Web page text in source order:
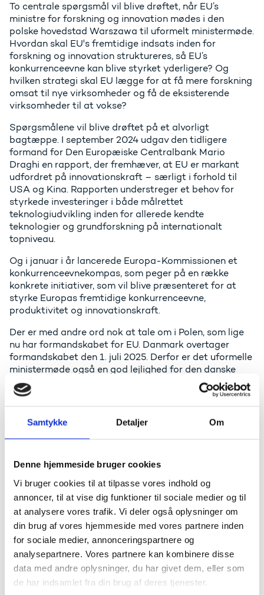
Samtykke Detaljer Om
Denne hjemmeside bruger cookies
Vi bruger cookies til at tilpasse vores indhold og
annoncer, til at vise dig funktioner til sociale medier og til
at analysere vores trafik. Vi deler også oplysninger om
din brug af vores hjemmeside med vores partnere inden
for sociale medier, annonceringspartnere og
analysepartnere. Vores partnere kan kombinere disse
data med andre oplysninger, du har givet dem, eller som
de har indsamlet fra din brug af deres tjenester.
To centrale spørgsmål vil blive drøftet, når EU’s
ministre for forskning og innovation mødes i den
polske hovedstad Warszawa til uformelt ministermøde.
Hvordan skal EU's fremtidige indsats inden for
forskning og innovation struktureres, så EU’s
konkurrenceevne kan blive styrket yderligere? Og
hvilken strategi skal EU lægge for at få mere forskning
omsat til nye virksomheder og få de eksisterende
virksomheder til at vokse?
Spørgsmålene vil blive drøftet på et alvorligt
bagtæppe. I september 2024 udgav den tidligere
formand for Den Europæiske Centralbank Mario
Draghi en rapport, der fremhæver, at EU er markant
udfordret på innovationskraft – særligt i forhold til
USA og Kina. Rapporten understreger et behov for
styrkede investeringer i både målrettet
teknologiudvikling inden for allerede kendte
teknologier og grundforskning på internationalt
topniveau.
Og i januar i år lancerede Europa-Kommissionen et
konkurrenceevnekompas, som peger på en række
konkrete initiativer, som vil blive præsenteret for at
styrke Europas fremtidige konkurrenceevne,
produktivitet og innovationskraft.
Der er med andre ord nok at tale om i Polen, som lige
nu har formandskabet for EU. Danmark overtager
formandskabet den 1. juli 2025. Derfor er det uformelle
ministermøde også en god lejlighed for den danske
uddannelses- og forskningsminister til at opbygge og
styrke relationer med sine europæiske kollegaer.
Uddannelses- og
Egelund siger:
- Tiden er inde til, at Europa finder et nyt gear, når der
kommer til forskning og innovation. Vi kan ikke hvile på
fortidens meritter, for lige nu vokser kløften mellem os,
og de lande vi er i konkurrence med. Kursen for EU's
fremtidige indsats inden for forskning og innovation
bliver derfor afgørende for Europas fremtid. Vi skal
investere massivt, men også klogt, så pengene går til
den bedste forskning og til at udvikle innovative
virksomheder, der kan drive vækst, arbejdspladser og